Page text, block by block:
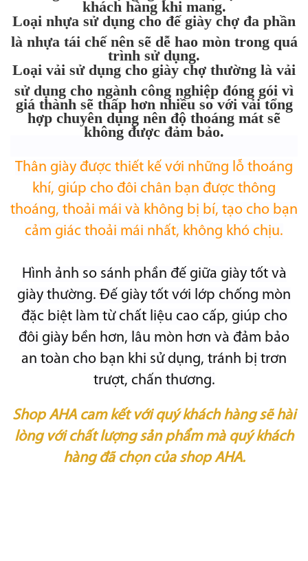
khách hàng khi mang.
Loại nhựa sử dụng cho đế giày chợ đa phần
là nhựa tái chế nên sẽ dễ hao mòn trong quá
trình sử dụng.
Loại vải sử dụng cho giày chợ thường là vải
sử dụng cho ngành công nghiệp đóng gói vì
giá thành sẽ thấp hơn nhiều so với vải tổng
hợp chuyên dụng nên độ thoáng mát sẽ
không được đảm bảo.
Thân giày được thiết kế với những lỗ thoáng
khí, giúp cho đôi chân bạn được thông
thoáng, thoải mái và không bị bí, tạo cho bạn
cảm giác thoải mái nhất, không khó chịu.
Hình ảnh so sánh phần đế giữa giày tốt và
giày thường. Đế giày tốt với lớp chống mòn
đặc biệt làm từ chất liệu cao cấp, giúp cho
đôi giày bền hơn, lâu mòn hơn và đảm bảo
an toàn cho bạn khi sử dụng, tránh bị trơn
trượt, chấn thương.
Shop AHA cam kết với quý khách hàng sẽ hài
lòng với chất lượng sản phẩm mà quý khách
hàng đã chọn của shop AHA.